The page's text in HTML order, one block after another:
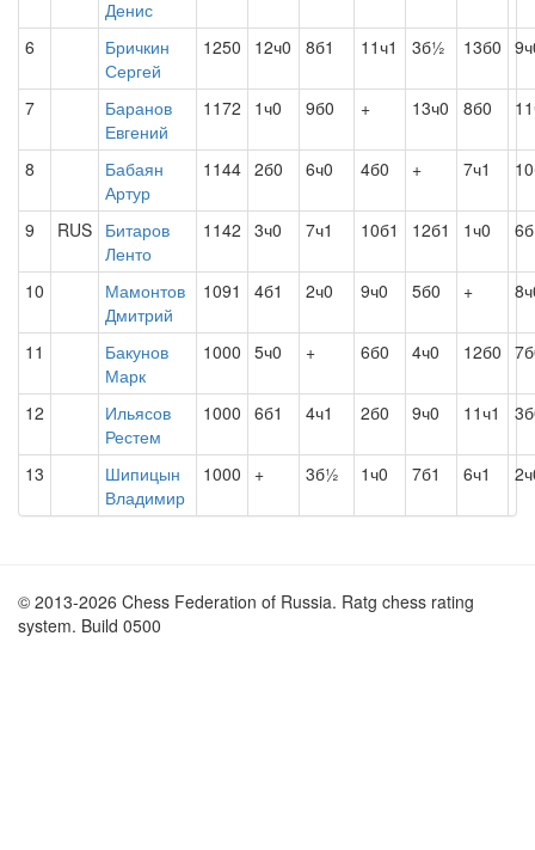
Денис
6
Бричкин
Сергей
1250 12ч0 8б1 11ч1 3б½ 13б0
7
Баранов
Евгений
1172 1ч0 9б0 + 13ч0 8б0
8
Бабаян
Артур
1144 2б0 6ч0 4б0 + 7ч1
9 RUS Битаров
Ленто
1142 3ч0 7ч1 10б1 12б1 1ч0
10
Мамонтов
Дмитрий
1091 4б1 2ч0 9ч0 5б0 +
11
Бакунов
Марк
1000 5ч0 + 6б0 4ч0 12б0
12
Ильясов
Рестем
1000 6б1 4ч1 2б0 9ч0 11ч1
13
Шипицын
Владимир
1000 + 3б½ 1ч0 7б1 6ч1
© 2013-2026 Chess Federation of Russia. Ratg chess rating
system. Build 0500